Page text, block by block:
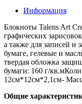
Информация
Блокноты Talens Art
графических
а также для записей и
бумаге, гелевые и
твердая обложка
бумаги: 160 г/
12см*12см*2,1см-
Общие